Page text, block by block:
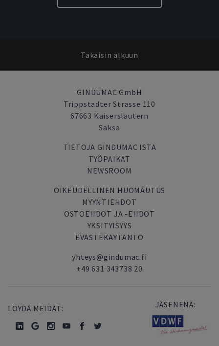
Takaisin alkuun
GINDUMAC GmbH
Trippstadter Strasse 110
67663 Kaiserslautern
Saksa
TIETOJA GINDUMAC:ISTA
TYÖPAIKAT
NEWSROOM
OIKEUDELLINEN HUOMAUTUS
MYYNTIEHDOT
OSTOEHDOT JA -EHDOT
YKSITYISYYS
EVASTEKAYTANTO
yhteys@gindumac.fi
+49 631 343738 20
LÖYDÄ MEIDÄT: JÄSENENÄ: